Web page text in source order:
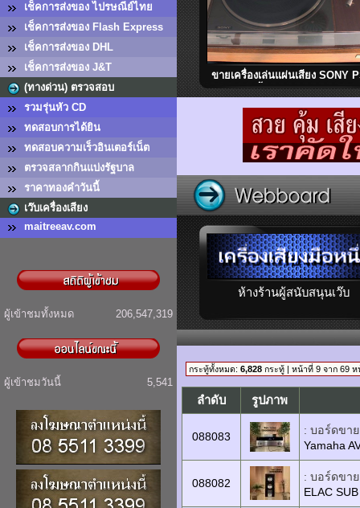
เช็คการส่งของ ไปรษณีย์ไทย
เช็คการส่งของ Flash Express
เช็คการส่งของ DHL
เช็คการส่งของ J&T
(ทางด่วน) ตรวจสอบ
รวมรุ่นหัว CD
ทดสอบการได้ยิน
ทดสอบความเร็วอินเตอร์เน็ต
ตรวจสลากกินแบ่งรัฐบาล
ราคาทองคำวันนี้
เว๊บเครื่องเสียง
maitreeav.com
ผู้เข้าชมทั้งหมด 206,547,319
ผู้เข้าชมวันนี้ 5,541
ขายเครื่องเล่นแผ่นเสียง SONY
2500 ติดตั้งอาร์ม FR-54 สภาพ
ห้างร้านผู้สนับสนุนเว๊บ
กระทู้ทั้งหมด: 6,828 กระทู้ | หน้าที่ 9 จาก 69 ห
ลำดับ รูปภาพ
088083
: บอร์ดขาย
Yamaha
088082
: บอร์ดขาย
ELAC